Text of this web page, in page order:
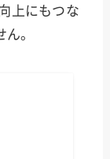
上にもつな
。